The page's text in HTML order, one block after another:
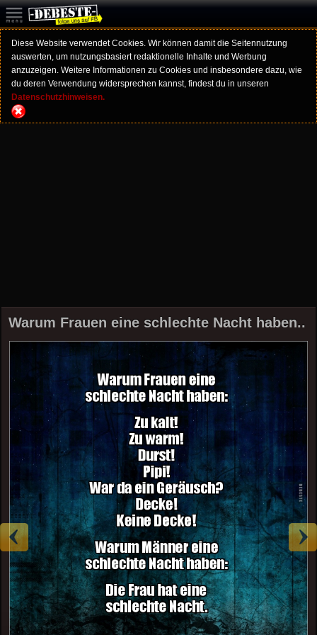
Diese Website verwendet Cookies. Wir können damit die Seitennutzung
auswerten, um nutzungsbasiert redaktionelle Inhalte und Werbung
anzuzeigen. Weitere Informationen zu Cookies und insbesondere dazu, wie
du deren Verwendung widersprechen kannst, findest du in unseren
Datenschutzhinweisen.
Warum Frauen eine schlechte Nacht haben..